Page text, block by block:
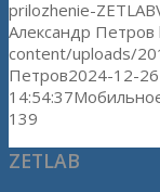
prilozhenie-
Александр Петров
content/uploads/
Петров2024-12-
14:54:37
139
ZETLAB